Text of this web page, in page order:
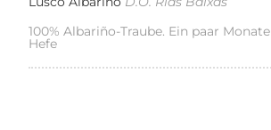
100% Albariño-Traube. Ein paar
Hefe